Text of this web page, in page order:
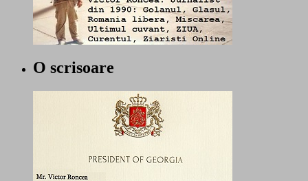
O scrisoare